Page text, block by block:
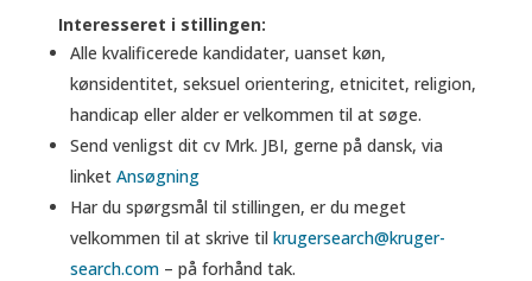
Interesseret i stillingen:
Alle kvalificerede kandidater, uanset køn,
kønsidentitet, seksuel orientering, etnicitet, religion,
handicap eller alder er velkommen til at søge.
Send venligst dit cv Mrk. JBI, gerne på dansk, via
linket Ansøgning
Har du spørgsmål til stillingen, er du meget
velkommen til at skrive til krugersearch@kruger-
search.com– på forhånd tak.